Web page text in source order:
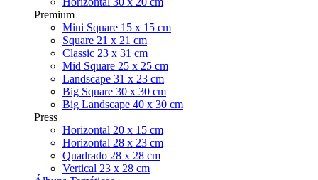
Premium
Mini Square 15 x 15 cm
Square 21 x 21 cm
Classic 23 x 31 cm
Mid Square 25 x 25 cm
Landscape 31 x 23 cm
Big Square 30 x 30 cm
Big Landscape 40 x 30 cm
Press
Horizontal 20 x 15 cm
Horizontal 28 x 23 cm
Quadrado 28 x 28 cm
Vertical 23 x 28 cm